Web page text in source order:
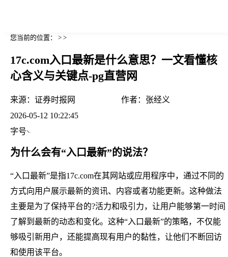
您当前的位置： > >
17c.com入口最新是什么意思？一文看懂核
心含义与关键点-pg直营网
来源： 证券时报网 作者： 张经义
2026-05-12 10:22:45
字号
为什么会有“入口最新”的说法？
“入口最新”是指17c.com在其网站或应用程序中，通过不同的
方式向用户展示最新的资讯、内容或者功能更新。这种做法
主要是为了保持平台的?活力和吸引力，让用户能够第一时间
了解到最新的动态和变化。这种“入口最新”的策略，不仅能
够吸引新用户，还能提高现有用户的黏性，让他们不断回访
和使用该平台。